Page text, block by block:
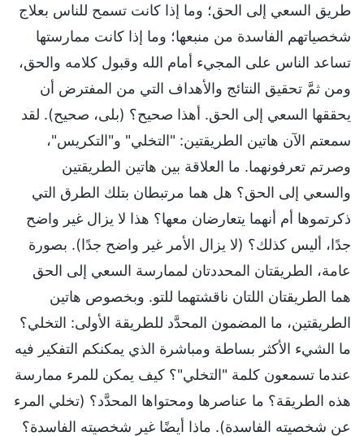
طريق السعي إلى الحق؛ وما إذا كانت تسمح للناس بعلاج
شخصياتهم الفاسدة من منبعها؛ وما إذا كانت ممارستها
تساعد الناس على المجيء أمام الله وقبول كلامه والحق،
ومن ثمَّ تحقيق النتائج والأهداف التي من المفترض أن
يحققها السعي إلى الحق. أهذا صحيح؟ (بلى، صحيح). لقد
سمعتم الآن هاتين الطريقتين: "التخلي" و"التكريس"،
وصرتم تعرفونهما. ما العلاقة بين هاتين الطريقتين
والسعي إلى الحق؟ هل هما مرتبطان بتلك الطرق التي
ذكرتموها أم أنهما يتعارضان معها؟ هذا لا يزال غير واضح
جدًا، أليس كذلك؟ (لا يزال الأمر غير واضح جدًا). بصورة
عامة، الطريقتان المحددتان لممارسة السعي إلى الحق
هما الطريقتان اللتان ناقشتهما للتو. وبخصوص هاتين
الطريقتين، ما المضمون المحدَّد للطريقة الأولى: التخلي؟
ما الشيء الأكثر بساطة ومباشرة الذي يمكنكم التفكير فيه
عندما تسمعون كلمة "التخلي"؟ كيف يمكن للمرء ممارسة
هذه الطريقة؟ ما عناصرها ومحتواها المحدَّد؟ (تخلي المرء
عن شخصيته الفاسدة). ماذا أيضًا غير شخصيته الفاسدة؟